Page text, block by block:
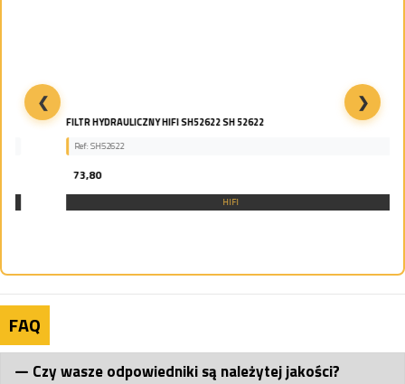
FILTR HYDRAULICZNY HIFI SH52622 SH 52622
Ref: SH52622
73,80
❮ ❯
FAQ
Czy wasze odpowiedniki są należytej jakości?